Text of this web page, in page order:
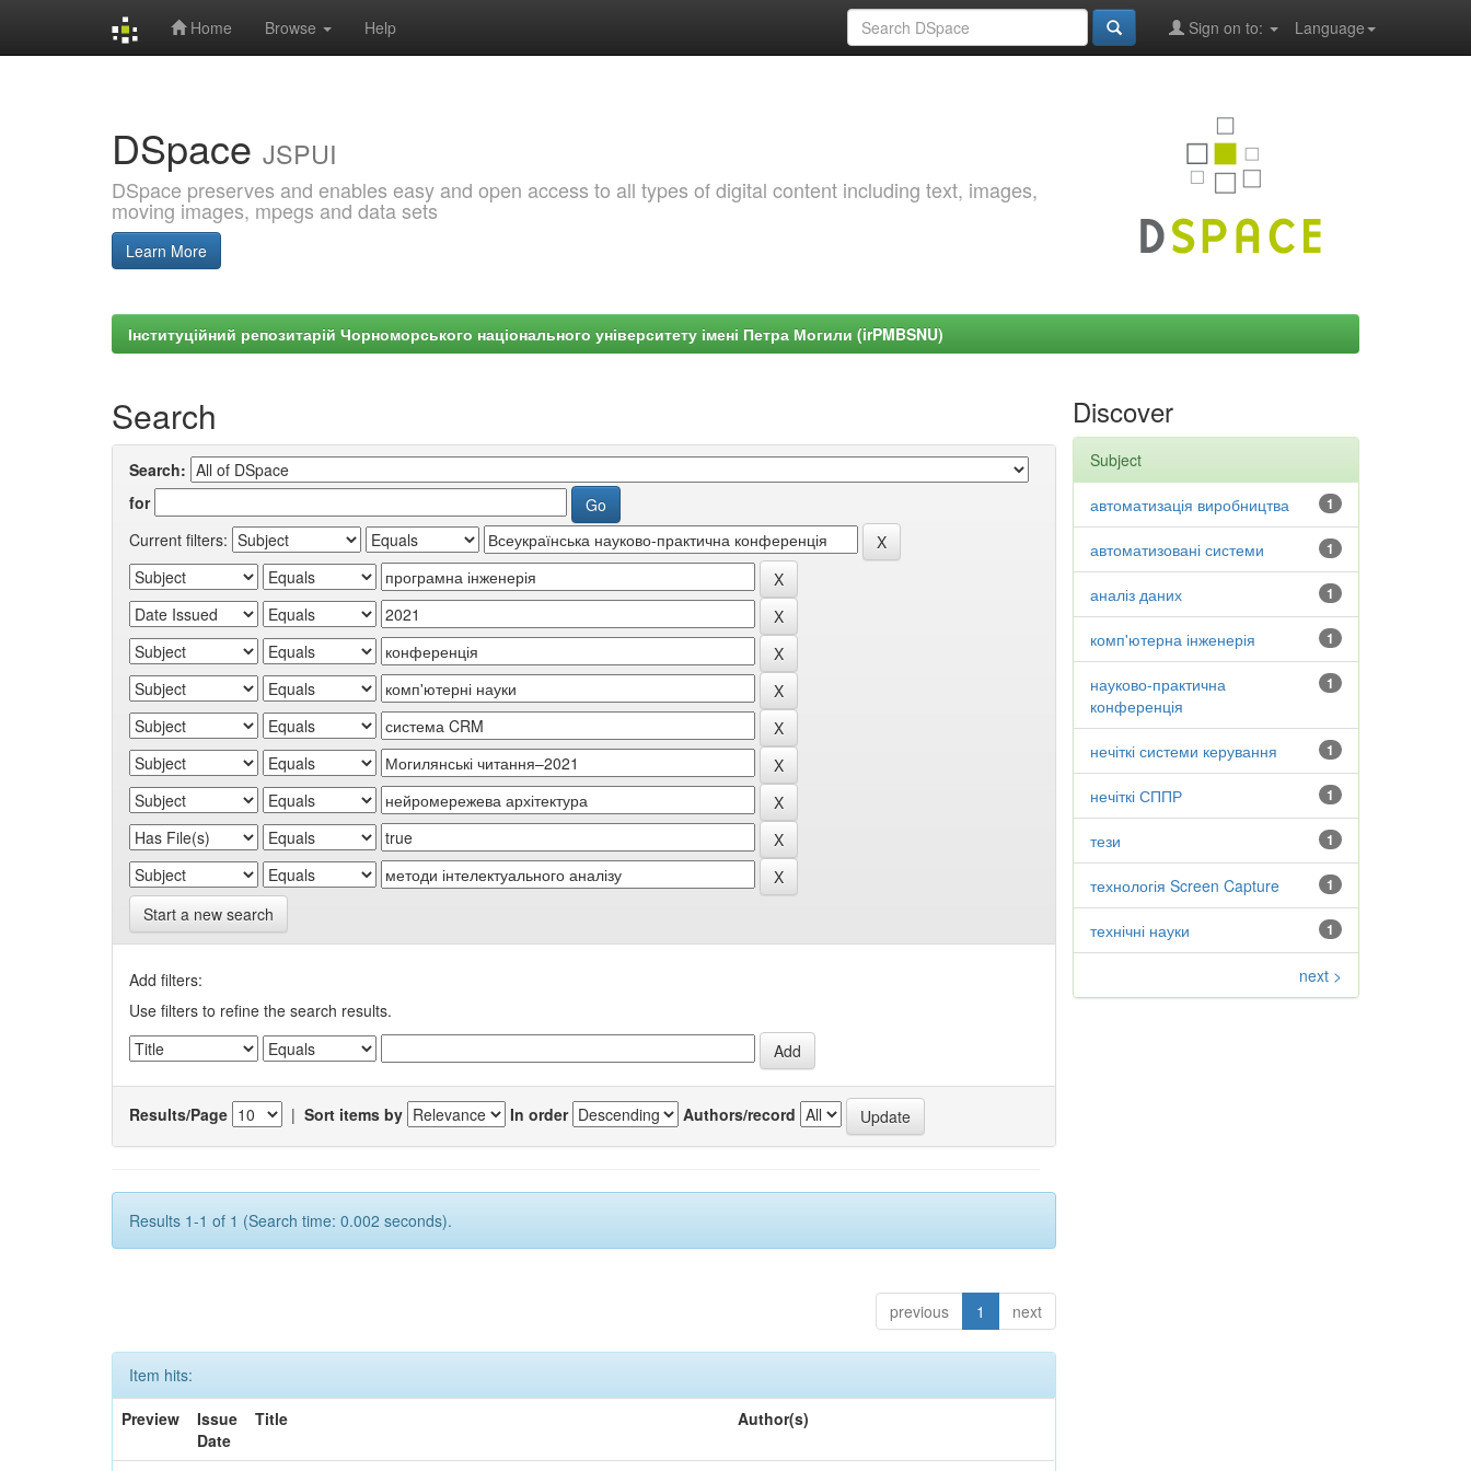
Home Browse Help Language
Sign on to:
DSpace JSPUI
DSpace preserves and enables easy and open access to all types of digital content including text, images,
moving images, mpegs and data sets
Learn More
Інституційний репозитарій Чорноморського національного університету імені Петра Могили (irPMBSNU)
Search
Search:
for
Current filters:
Start a new search
Add filters:
Use filters to refine the search results.
Results/Page | Sort items by In order Authors/record
Results 1-1 of 1 (Search time: 0.002 seconds).
previous 1 next
Item hits:
Preview
Issue
Date
Title Author(s)
Discover
Subject
1
автоматизація виробництва
1
автоматизовані системи
1
аналіз даних
1
комп'ютерна інженерія
1
науково-практична
конференція
1
нечіткі системи керування
1
нечіткі СППР
1
тези
1
технологія Screen Capture
1
технічні науки
next >